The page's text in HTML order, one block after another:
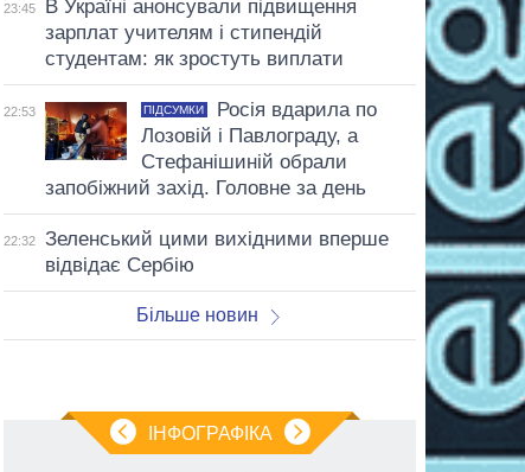
23:45
В Україні анонсували підвищення
зарплат учителям і стипендій
студентам: як зростуть виплати
22:53 ПІДСУМКИ
Росія вдарила по
Лозовій і Павлограду, а
Стефанішиній обрали
запобіжний захід. Головне за день
22:32
Зеленський цими вихідними вперше
відвідає Сербію
Більше новин
ІНФОГРАФІКА